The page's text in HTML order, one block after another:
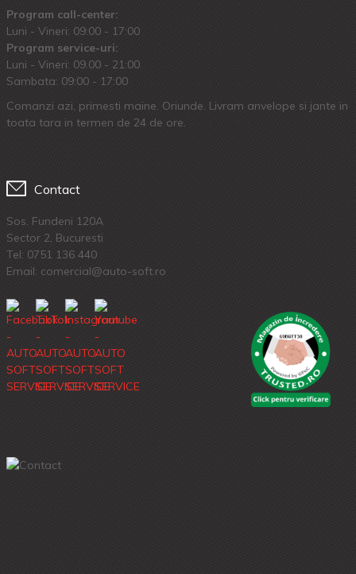
Program call-center:
Luni - Vineri: 09:00 - 17:00
Program service-uri:
Luni - Vineri: 09.00 - 21:00
Sambata: 09:00 - 17:00
Comanzi azi, primesti maine. Oriunde. Livram anvelope si jante in
toata tara in termen de 24 de ore.
Contact
Sos. Fundeni 120A
Sector 2, Bucuresti
Tel: 0751 136 440
Email: comercial@auto-soft.ro